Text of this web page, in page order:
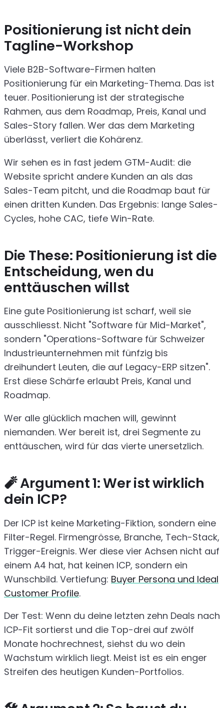
Positionierung ist nicht dein
Tagline-Workshop
Viele B2B-Software-Firmen halten
Positionierung für ein Marketing-Thema. Das ist
teuer. Positionierung ist der strategische
Rahmen, aus dem Roadmap, Preis, Kanal und
Sales-Story fallen. Wer das dem Marketing
überlässt, verliert die Kohärenz.
Wir sehen es in fast jedem GTM-Audit: die
Website spricht andere Kunden an als das
Sales-Team pitcht, und die Roadmap baut für
einen dritten Kunden. Das Ergebnis: lange Sales-
Cycles, hohe CAC, tiefe Win-Rate.
Die These: Positionierung ist die
Entscheidung, wen du
enttäuschen willst
Eine gute Positionierung ist scharf, weil sie
ausschliesst. Nicht "Software für Mid-Market",
sondern "Operations-Software für Schweizer
Industrieunternehmen mit fünfzig bis
dreihundert Leuten, die auf Legacy-ERP sitzen".
Erst diese Schärfe erlaubt Preis, Kanal und
Roadmap.
Wer alle glücklich machen will, gewinnt
niemanden. Wer bereit ist, drei Segmente zu
enttäuschen, wird für das vierte unersetzlich.
🧨 Argument 1: Wer ist wirklich
dein ICP?
Der ICP ist keine Marketing-Fiktion, sondern eine
Filter-Regel. Firmengrösse, Branche, Tech-Stack,
Trigger-Ereignis. Wer diese vier Achsen nicht auf
einem A4 hat, hat keinen ICP, sondern ein
Wunschbild. Vertiefung: Buyer Persona und Ideal
Customer Profile.
Der Test: Wenn du deine letzten zehn Deals nach
ICP-Fit sortierst und die Top-drei auf zwölf
Monate hochrechnest, siehst du wo dein
Wachstum wirklich liegt. Meist ist es ein enger
Streifen des heutigen Kunden-Portfolios.